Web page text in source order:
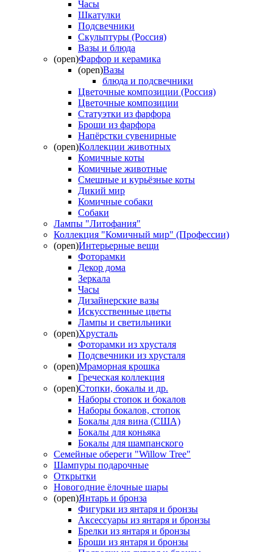
Часы
Шкатулки
Подсвечники
Скульптуры (Россия)
Вазы и блюда
(open)Фарфор и керамика
(open)Вазы
блюда и подсвечники
Цветочные композиции (Россия)
Цветочные композиции
Статуэтки из фарфора
Броши из фарфора
Напёрстки сувенирные
(open)Коллекции животных
Комичные коты
Комичные животные
Смешные и курьёзные коты
Дикий мир
Комичные собаки
Собаки
Лампы "Литофания"
Коллекция "Комичный мир" (Профессии)
(open)Интерьерные вещи
Фоторамки
Декор дома
Зеркала
Часы
Дизайнерские вазы
Искусственные цветы
Лампы и светильники
(open)Хрусталь
Фоторамки из хрусталя
Подсвечники из хрусталя
(open)Мраморная крошка
Греческая коллекция
(open)Стопки, бокалы и др.
Наборы стопок и бокалов
Наборы бокалов, стопок
Бокалы для вина (США)
Бокалы для коньяка
Бокалы для шампанского
Семейные обереги "Willow Tree"
Шампуры подарочные
Открытки
Новогодние ёлочные шары
(open)Янтарь и бронза
Фигурки из янтаря и бронзы
Аксессуары из янтаря и бронзы
Брелки из янтаря и бронзы
Броши из янтаря и бронзы